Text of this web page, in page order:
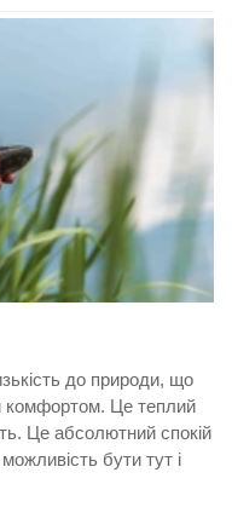
до природи, що
комфортом. Це теплий
Це абсолютний спокій
бути тут і